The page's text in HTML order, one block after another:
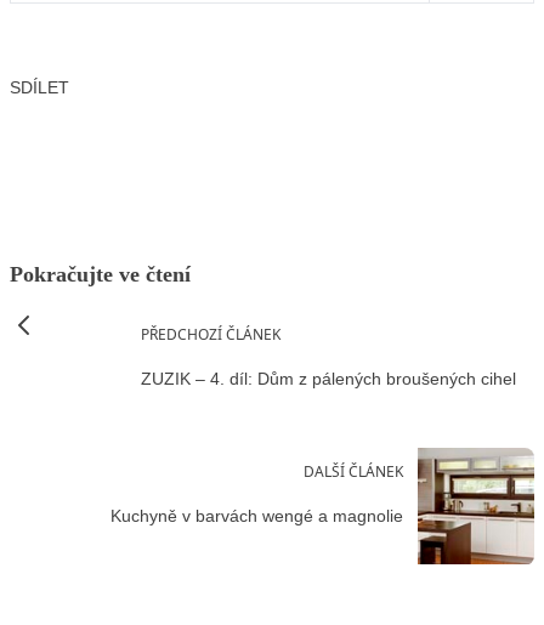
SDÍLET
Pokračujte ve čtení
PŘEDCHOZÍ ČLÁNEK
ZUZIK – 4. díl: Dům z pálených broušených cihel
DALŠÍ ČLÁNEK
Kuchyně v barvách wengé a magnolie